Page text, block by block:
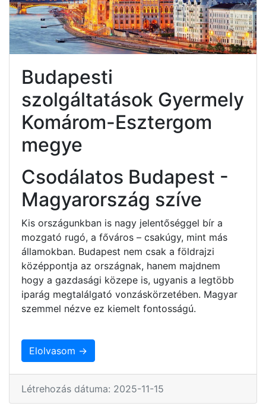
Budapesti
szolgáltatások Gyermely
Komárom-Esztergom
megye
Csodálatos Budapest -
Magyarország szíve
Kis országunkban is nagy jelentőséggel bír a
mozgató rugó, a főváros – csakúgy, mint más
államokban. Budapest nem csak a földrajzi
középpontja az országnak, hanem majdnem
hogy a gazdasági közepe is, ugyanis a legtöbb
iparág megtalálgató vonzáskörzetében. Magyar
szemmel nézve ez kiemelt fontosságú.
Elolvasom →
Létrehozás dátuma: 2025-11-15